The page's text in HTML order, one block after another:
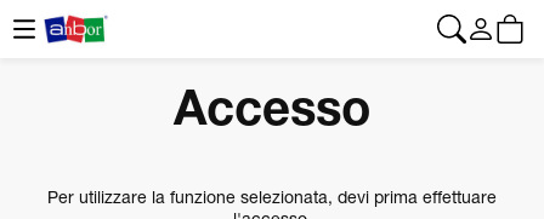
Accesso
Per utilizzare la funzione selezionata, devi prima effettuare